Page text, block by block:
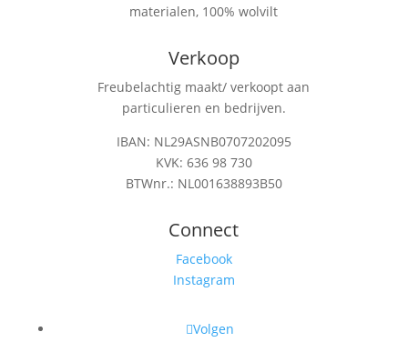
materialen, 100% wolvilt
Verkoop
Freubelachtig maakt/ verkoopt aan
particulieren en bedrijven.
IBAN: NL29ASNB0707202095
KVK: 636 98 730
BTWnr.: NL001638893B50
Connect
Facebook
Instagram
Volgen